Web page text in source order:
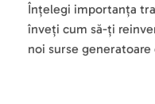
Înțelegi importanța
înveți cum să-ți
noi surse